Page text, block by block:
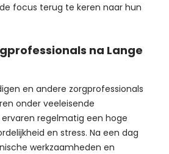
focus terug te keren naar hun
na Lange
en andere zorgprofessionals
onder veeleisende
regelmatig een hoge
en stress. Na een dag
werkzaamheden en